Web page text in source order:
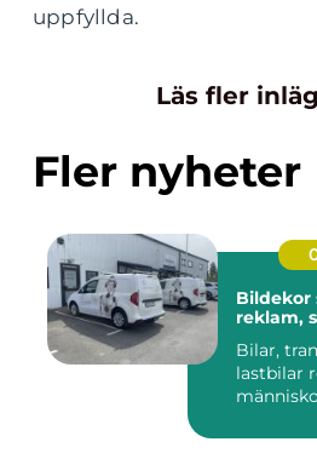
uppfyllda.
Läs fler
Fler nyheter
Bildekor
reklam,
Bilar,
lastbilar